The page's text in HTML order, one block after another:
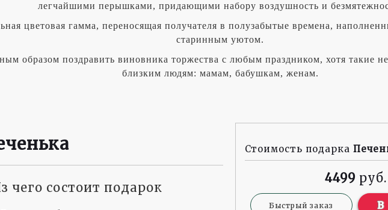
чего состоит подарок
легчайшими перышками, придающими набору воздушность и
цветовая гамма, переносящая получателя в полузабытые времена,
старинным уютом.
образом поздравить виновника торжества с любым праздником, хотя такие
близким людям: мамам, бабушкам, женам.
Стоимость подарка
4499
Быстрый заказ В